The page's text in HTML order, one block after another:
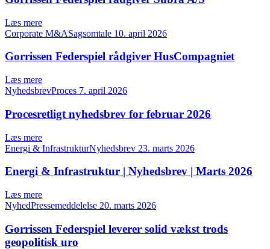
Læs mere
Corporate M&ASagsomtale 10. april 2026
Gorrissen Federspiel rådgiver HusCompagniet
Læs mere
NyhedsbrevProces 7. april 2026
Procesretligt nyhedsbrev for februar 2026
Læs mere
Energi & InfrastrukturNyhedsbrev 23. marts 2026
Energi & Infrastruktur | Nyhedsbrev | Marts 2026
Læs mere
NyhedPressemeddelelse 20. marts 2026
Gorrissen Federspiel leverer solid vækst trods
geopolitisk uro